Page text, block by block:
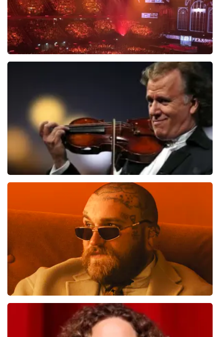
BESTEL NU
laatste 30 minuten
BESTEL NU
Teddy Swims
laatste 30 minuten